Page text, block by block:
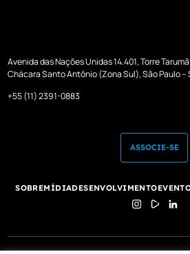
Avenida das Nações Unidas 14.401, Torre Tarumã
Chácara Santo Antônio (Zona Sul), São Paulo –
+55 (11) 2391-0883
ASSOCIE-SE
SOBREMÍDIADESENVOLVIMENTO